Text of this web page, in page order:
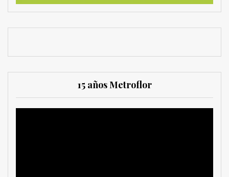
15 años Metroflor